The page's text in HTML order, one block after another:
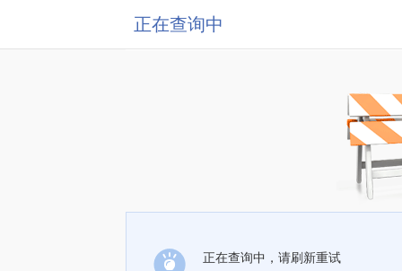
正在查询中
正在查询中，请刷新重试